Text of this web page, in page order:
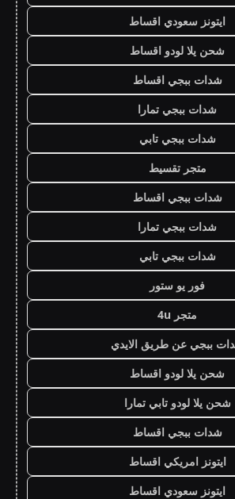
ايتونز سعودي اقساط
شحن يلا لودو اقساط
شدات ببجي اقساط
شدات ببجي تمارا
شدات ببجي تابي
متجر تقسيط
شدات ببجي اقساط
شدات ببجي تمارا
شدات ببجي تابي
فور يو ستور
متجر 4u
ببجي عن طريق الايدي
شحن يلا لودو اقساط
شحن يلا لودو تابي تمارا
شدات ببجي اقساط
ايتونز امريكي اقساط
ايتونز سعودي اقساط